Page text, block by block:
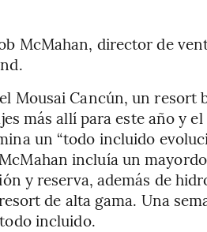
McMahan, director de
Mousai Cancún, un resort
más allí para este año y
un “todo incluido
incluía un
y reserva, además de
de alta gama. Una
incluido.